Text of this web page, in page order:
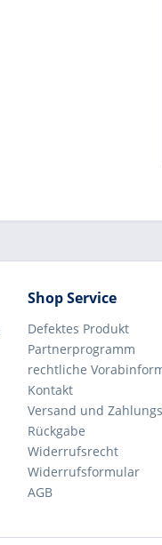
Shop Service
Defektes Produkt
Partnerprogramm
rechtliche
Kontakt
Versand und
Rückgabe
Widerrufsrecht
Widerrufsformular
AGB